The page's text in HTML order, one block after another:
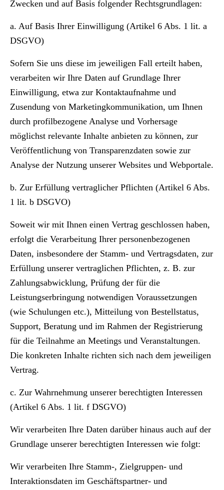
Zwecken und auf Basis folgender Rechtsgrundlagen:
a. Auf Basis Ihrer Einwilligung (Artikel 6 Abs. 1 lit. a
DSGVO)
Sofern Sie uns diese im jeweiligen Fall erteilt haben,
verarbeiten wir Ihre Daten auf Grundlage Ihrer
Einwilligung, etwa zur Kontaktaufnahme und
Zusendung von Marketingkommunikation, um Ihnen
durch profilbezogene Analyse und Vorhersage
möglichst relevante Inhalte anbieten zu können, zur
Veröffentlichung von Transparenzdaten sowie zur
Analyse der Nutzung unserer Websites und Webportale.
b. Zur Erfüllung vertraglicher Pflichten (Artikel 6 Abs.
1 lit. b DSGVO)
Soweit wir mit Ihnen einen Vertrag geschlossen haben,
erfolgt die Verarbeitung Ihrer personenbezogenen
Daten, insbesondere der Stamm- und Vertragsdaten, zur
Erfüllung unserer vertraglichen Pflichten, z. B. zur
Zahlungsabwicklung, Prüfung der für die
Leistungserbringung notwendigen Voraussetzungen
(wie Schulungen etc.), Mitteilung von Bestellstatus,
Support, Beratung und im Rahmen der Registrierung
für die Teilnahme an Meetings und Veranstaltungen.
Die konkreten Inhalte richten sich nach dem jeweiligen
Vertrag.
c. Zur Wahrnehmung unserer berechtigten Interessen
(Artikel 6 Abs. 1 lit. f DSGVO)
Wir verarbeiten Ihre Daten darüber hinaus auch auf der
Grundlage unserer berechtigten Interessen wie folgt:
Wir verarbeiten Ihre Stamm-, Zielgruppen- und
Interaktionsdaten im Geschäftspartner- und